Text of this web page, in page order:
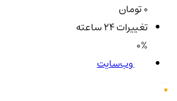
تغییرات ۲۴ ساعته
0%
وب‌سایت